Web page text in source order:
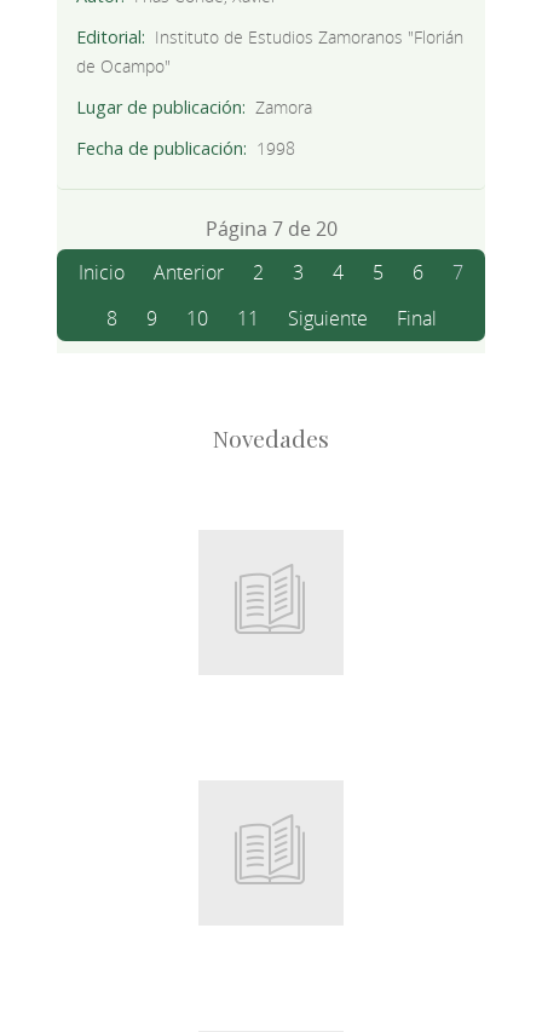
Editorial
Instituto de Estudios Zamoranos "Florián
de Ocampo"
Lugar de publicación
Zamora
Fecha de publicación
1998
Página 7 de 20
Inicio
Anterior 2 3 4 5 6
7
8
9 10 11 Siguiente Final
Novedades
Root
Root